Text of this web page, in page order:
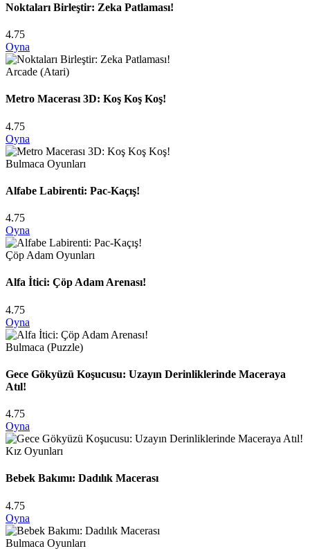
Noktaları Birleştir: Zeka Patlaması!
4.75
Oyna
Arcade (Atari)
Metro Macerası 3D: Koş Koş Koş!
4.75
Oyna
Bulmaca Oyunları
Alfabe Labirenti: Pac-Kaçış!
4.75
Oyna
Çöp Adam Oyunları
Alfa İtici: Çöp Adam Arenası!
4.75
Oyna
Bulmaca (Puzzle)
Gece Gökyüzü Koşucusu: Uzayın Derinliklerinde Maceraya
Atıl!
4.75
Oyna
Kız Oyunları
Bebek Bakımı: Dadılık Macerası
4.75
Oyna
Bulmaca Oyunları